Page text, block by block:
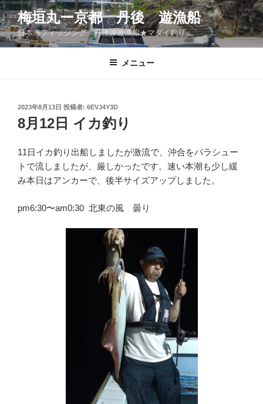
コ
ン
テ
ン
梅垣丸ー京都 丹後 遊漁船
日本海フィッシング 丹後沖遊漁船★マダイ釣り
メニュー
投
稿
日:
2023年8月13日 投稿者: 6EVJ4Y3D
8月12日 イカ釣り
11日イカ釣り出船しましたが激流で、沖合をパラシュー
トで流しましたが、厳しかったです。速い本潮も少し緩
み本日はアンカーで、後半サイズアップしました。
pm6:30〜am0:30 北東の風 曇り